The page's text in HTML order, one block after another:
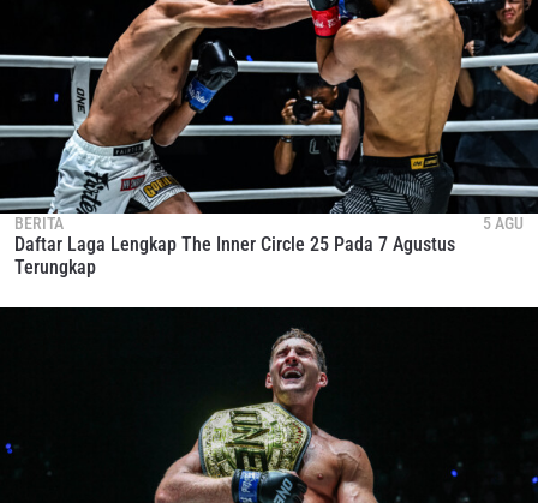
BERITA 5 AGU
Daftar Laga Lengkap The Inner Circle 25 Pada 7 Agustus
Terungkap